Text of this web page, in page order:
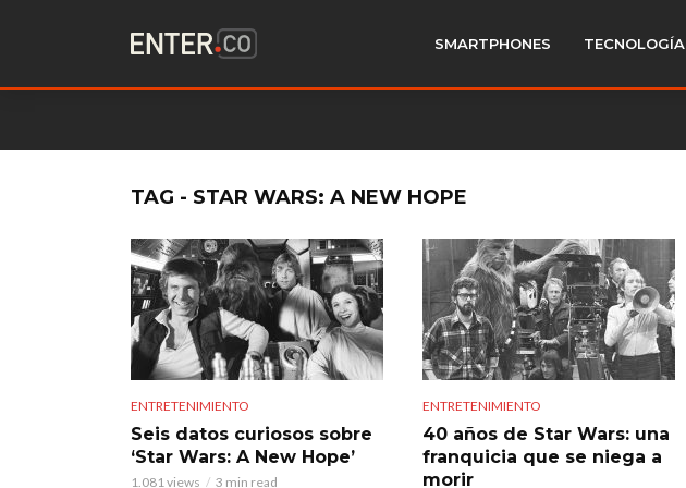
SMARTPHONES TECNOLOGÍA
TAG - STAR WARS: A NEW HOPE
ENTRETENIMIENTO
Seis datos curiosos sobre
‘Star Wars: A New Hope’
1.081 views 3 min read
ENTRETENIMIENTO
40 años de Star Wars: una
franquicia que se niega a
morir